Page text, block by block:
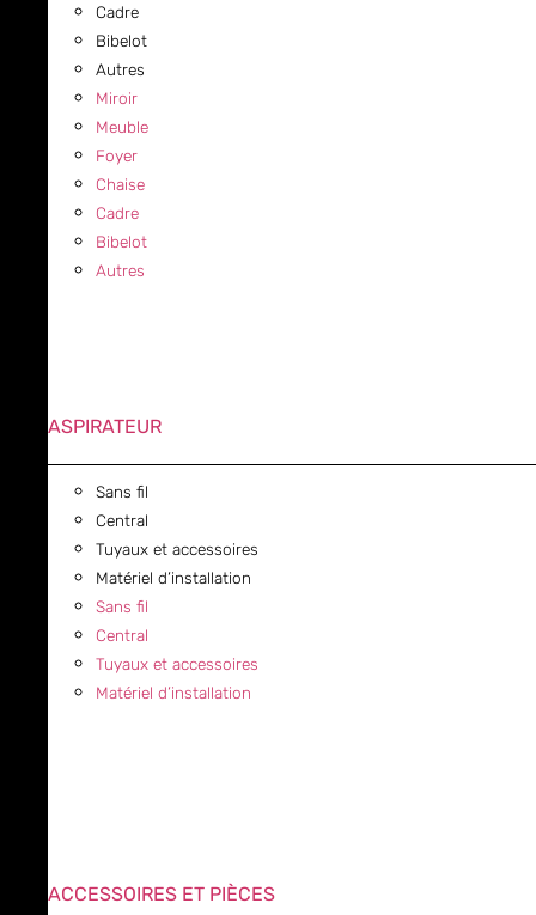
Cadre
Bibelot
Autres
Miroir
Meuble
Foyer
Chaise
Cadre
Bibelot
Autres
ASPIRATEUR
Sans fil
Central
Tuyaux et accessoires
Matériel d’installation
Sans fil
Central
Tuyaux et accessoires
Matériel d’installation
ACCESSOIRES ET PIÈCES